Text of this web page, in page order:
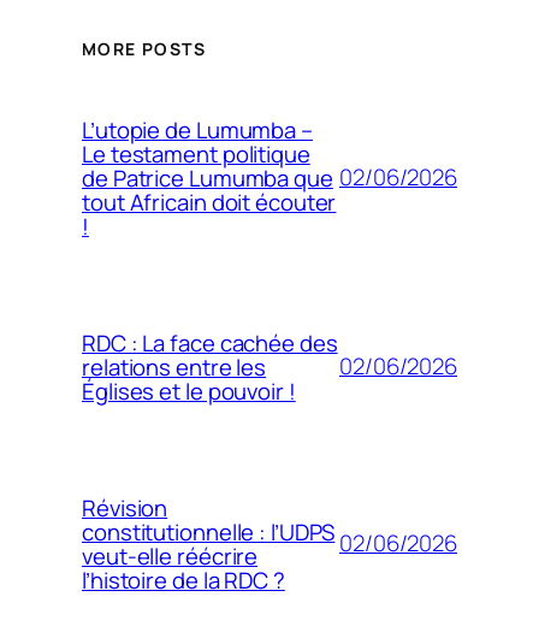
MORE POSTS
L’utopie de Lumumba –
Le testament politique
de Patrice Lumumba que
tout Africain doit écouter
!
02/06/2026
RDC : La face cachée des
relations entre les
Églises et le pouvoir !
02/06/2026
Révision
constitutionnelle : l’UDPS
veut-elle réécrire
l’histoire de la RDC ?
02/06/2026